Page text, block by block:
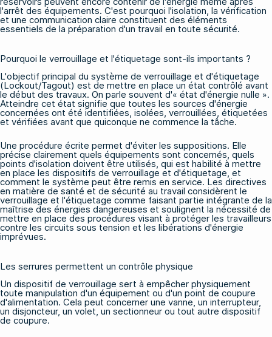
l'arrêt des équipements. C'est pourquoi l'isolation, la vérification
et une communication claire constituent des éléments
essentiels de la préparation d'un travail en toute sécurité.
Pourquoi le verrouillage et l'étiquetage sont-ils importants ?
L'objectif principal du système de verrouillage et d'étiquetage
(Lockout/Tagout) est de mettre en place un état contrôlé avant
le début des travaux. On parle souvent d'« état d'énergie nulle ».
Atteindre cet état signifie que toutes les sources d'énergie
concernées ont été identifiées, isolées, verrouillées, étiquetées
et vérifiées avant que quiconque ne commence la tâche.
Une procédure écrite permet d'éviter les suppositions. Elle
précise clairement quels équipements sont concernés, quels
points d'isolation doivent être utilisés, qui est habilité à mettre
en place les dispositifs de verrouillage et d'étiquetage, et
comment le système peut être remis en service. Les directives
en matière de santé et de sécurité au travail considèrent le
verrouillage et l'étiquetage comme faisant partie intégrante de la
maîtrise des énergies dangereuses et soulignent la nécessité de
mettre en place des procédures visant à protéger les travailleurs
contre les circuits sous tension et les libérations d'énergie
imprévues.
Les serrures permettent un contrôle physique
Un dispositif de verrouillage sert à empêcher physiquement
toute manipulation d'un équipement ou d'un point de coupure
d'alimentation. Cela peut concerner une vanne, un interrupteur,
un disjoncteur, un volet, un sectionneur ou tout autre dispositif
de coupure.